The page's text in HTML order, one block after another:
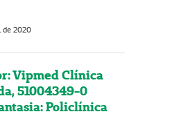
de 2020
Vipmed Clínica
51004349-0
Policlínica